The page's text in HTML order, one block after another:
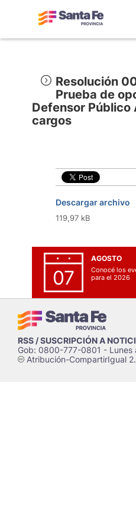
Resolución
Prueba de
Defensor Público
cargos
Descargar archivo
119,97 kB
07
AGOSTO
Conocé los
para el 2026
RSS / SUSCRIPCIÓN A
Gob: 0800-777-0801 - Lunes
cAtribución-CompartirIgual